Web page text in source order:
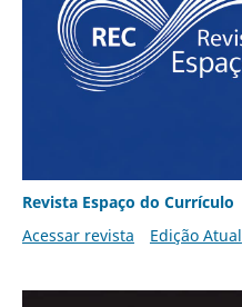
Revista Espaço do Currículo
Acessar revista
Edição Atual